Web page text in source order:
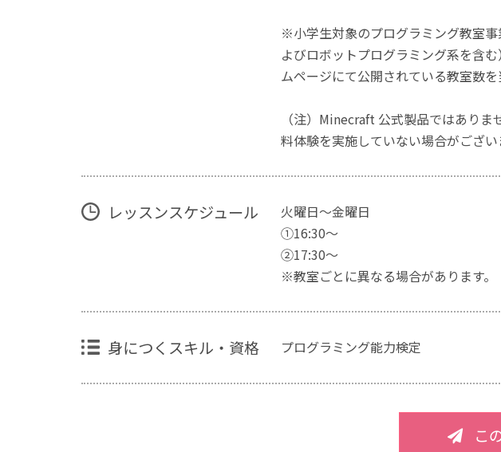
※小学生対象のプログラミング教室
よびロボットプログラミング系を含
ムページにて公開されている教室数
（注）Minecraft 公式製品ではあり
料体験を実施していない場合がござい
レッスンスケジュール
火曜日～金曜日
①16:30～
②17:30～
※教室ごとに異なる場合があります。
身につくスキル・資格 プログラミング能力検定
こ